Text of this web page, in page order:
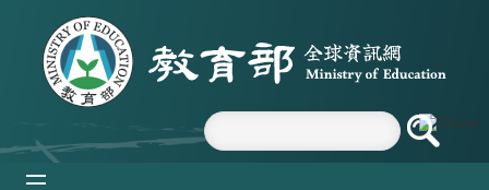
跳到主要內容區塊